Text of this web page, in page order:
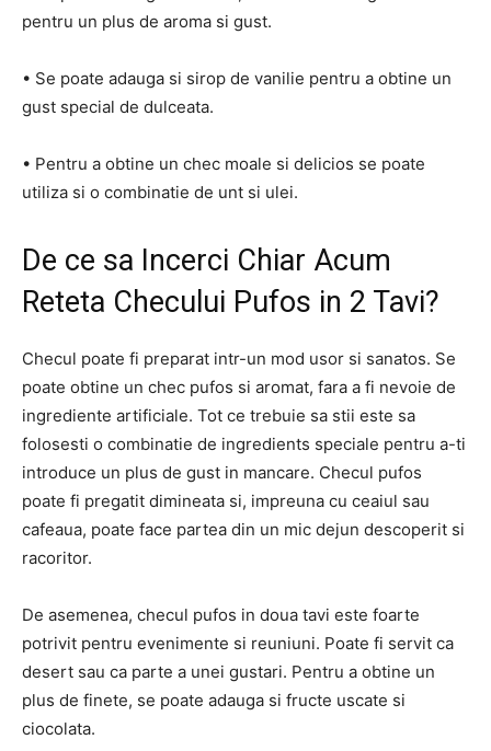
pentru un plus de aroma si gust.
• Se poate adauga si sirop de vanilie pentru a obtine un
gust special de dulceata.
• Pentru a obtine un chec moale si delicios se poate
utiliza si o combinatie de unt si ulei.
De ce sa Incerci Chiar Acum
Reteta Checului Pufos in 2 Tavi?
Checul poate fi preparat intr-un mod usor si sanatos. Se
poate obtine un chec pufos si aromat, fara a fi nevoie de
ingrediente artificiale. Tot ce trebuie sa stii este sa
folosesti o combinatie de ingredients speciale pentru a-ti
introduce un plus de gust in mancare. Checul pufos
poate fi pregatit dimineata si, impreuna cu ceaiul sau
cafeaua, poate face partea din un mic dejun descoperit si
racoritor.
De asemenea, checul pufos in doua tavi este foarte
potrivit pentru evenimente si reuniuni. Poate fi servit ca
desert sau ca parte a unei gustari. Pentru a obtine un
plus de finete, se poate adauga si fructe uscate si
ciocolata.